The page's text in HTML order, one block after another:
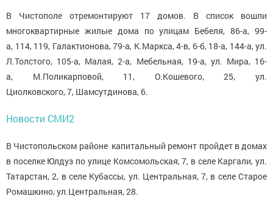
В Чистополе отремонтируют 17 домов. В список вошли
многоквартирные жилые дома по улицам Бебеля, 86-а, 99-
а, 114, 119, Галактионова, 79-а, К.Маркса, 4-в, 6-б, 18-а, 144-а, ул.
Л.Толстого, 105-а, Малая, 2-а, Мебельная, 19-а, ул. Мира, 16-
а, М.Поликарповой, 11, О.Кошевого, 25, ул.
Циолковского, 7, Шамсутдинова, 6.
Новости СМИ2
В Чистопольском районе капитальный ремонт пройдет вдомах
в поселке Юлдуз по улице Комсомольская, 7, в селе Каргали, ул.
Татарстан, 2, в селе Кубассы, ул. Центральная, 7, в селе Старое
Ромашкино, ул.Центральная, 28.